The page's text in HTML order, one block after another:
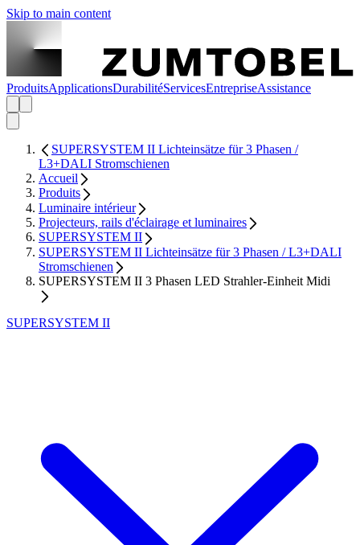
Skip to main content
ProduitsApplicationsDurabilitéServicesEntrepriseAssistance
SUPERSYSTEM II Lichteinsätze für 3 Phasen /
L3+DALI Stromschienen
Accueil
Produits
Luminaire intérieur
Projecteurs, rails d'éclairage et luminaires
SUPERSYSTEM II
SUPERSYSTEM II Lichteinsätze für 3 Phasen / L3+DALI
Stromschienen
SUPERSYSTEM II 3 Phasen LED Strahler-Einheit Midi
SUPERSYSTEM II